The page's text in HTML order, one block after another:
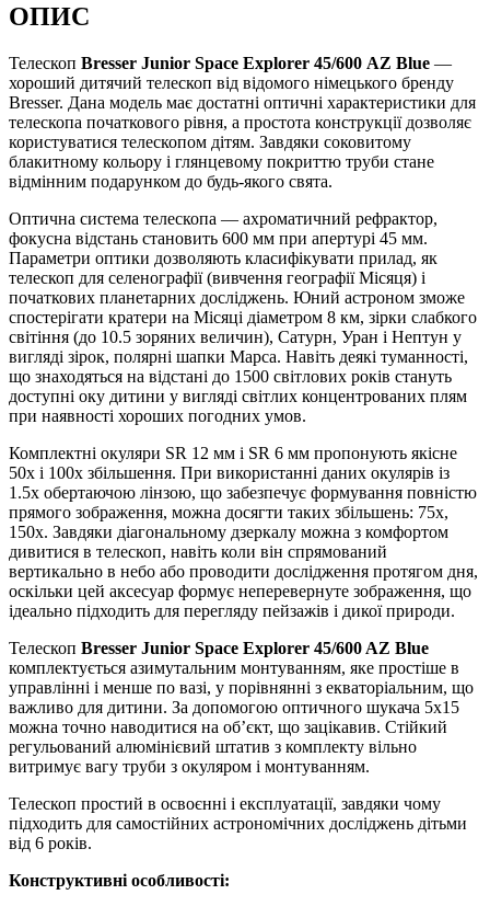
ОПИС
Телескоп Bresser Junior Space Explorer 45/600 AZ Blue —
хороший дитячий телескоп від відомого німецького бренду
Bresser. Дана модель має достатні оптичні характеристики для
телескопа початкового рівня, а простота конструкції дозволяє
користуватися телескопом дітям. Завдяки соковитому
блакитному кольору і глянцевому покриттю труби стане
відмінним подарунком до будь-якого свята.
Оптична система телескопа — ахроматичний рефрактор,
фокусна відстань становить 600 мм при апертурі 45 мм.
Параметри оптики дозволяють класифікувати прилад, як
телескоп для селенографії (вивчення географії Місяця) і
початкових планетарних досліджень. Юний астроном зможе
спостерігати кратери на Місяці діаметром 8 км, зірки слабкого
світіння (до 10.5 зоряних величин), Сатурн, Уран і Нептун у
вигляді зірок, полярні шапки Марса. Навіть деякі туманності,
що знаходяться на відстані до 1500 світлових років стануть
доступні оку дитини у вигляді світлих концентрованих плям
при наявності хороших погодних умов.
Комплектні окуляри SR 12 мм і SR 6 мм пропонують якісне
50x і 100x збільшення. При використанні даних окулярів із
1.5х обертаючою лінзою, що забезпечує формування повністю
прямого зображення, можна досягти таких збільшень: 75х,
150х. Завдяки діагональному дзеркалу можна з комфортом
дивитися в телескоп, навіть коли він спрямований
вертикально в небо або проводити дослідження протягом дня,
оскільки цей аксесуар формує неперевернуте зображення, що
ідеально підходить для перегляду пейзажів і дикої природи.
Телескоп Bresser Junior Space Explorer 45/600 AZ Blue
комплектується азимутальним монтуванням, яке простіше в
управлінні і менше по вазі, у порівнянні з екваторіальним, що
важливо для дитини. За допомогою оптичного шукача 5x15
можна точно наводитися на об’єкт, що зацікавив. Стійкий
регульований алюмінієвий штатив з комплекту вільно
витримує вагу труби з окуляром і монтуванням.
Телескоп простий в освоєнні і експлуатації, завдяки чому
підходить для самостійних астрономічних досліджень дітьми
від 6 років.
Конструктивні особливості: